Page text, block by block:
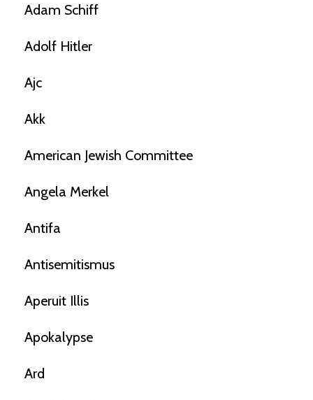
Adam Schiff
Adolf Hitler
Ajc
Akk
American Jewish Committee
Angela Merkel
Antifa
Antisemitismus
Aperuit Illis
Apokalypse
Ard